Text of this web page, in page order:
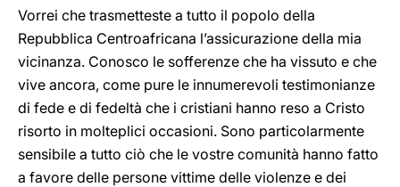
Vorrei che trasmetteste a tutto il popolo della
Repubblica Centroafricana l’assicurazione della mia
vicinanza. Conosco le sofferenze che ha vissuto e che
vive ancora, come pure le innumerevoli testimonianze
di fede e di fedeltà che i cristiani hanno reso a Cristo
risorto in molteplici occasioni. Sono particolarmente
sensibile a tutto ciò che le vostre comunità hanno fatto
a favore delle persone vittime delle violenze e dei